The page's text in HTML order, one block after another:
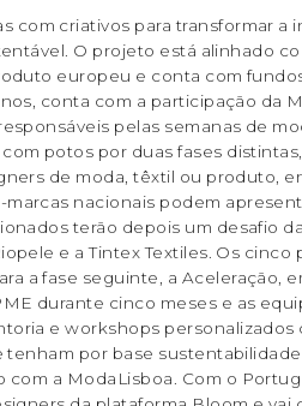
com criativos para transformar a
O projeto está alinhado
europeu e conta com
conta com a participação da
pelas semanas de
potos por duas fases
de moda, têxtil ou produto,
nacionais podem
terão depois um desafio
e a Tintex Textiles. Os cinco
a fase seguinte, a Aceleração,
durante cinco meses e as
e workshops personalizados
tenham por base
com a ModaLisboa. Com o